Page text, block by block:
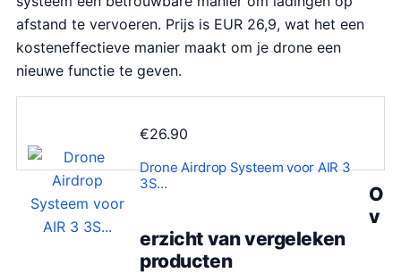
afstand te vervoeren. Prijs is EUR 26,9, wat het een
kosteneffectieve manier maakt om je drone een
nieuwe functie te geven.
€26.90
Drone Airdrop Systeem voor AIR 3
3S…
O
v
erzicht van vergeleken
producten